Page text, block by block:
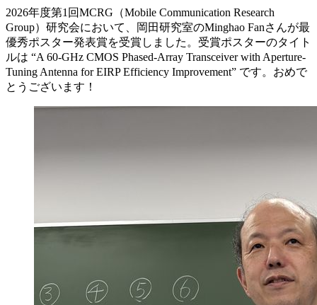
2026年度第1回MCRG（Mobile Communication Research
Group）研究会において、岡田研究室のMinghao Fanさんが最
優秀ポスター発表賞を受賞しました。受賞ポスターのタイト
ルは “A 60-GHz CMOS Phased-Array Transceiver with Aperture-
Tuning Antenna for EIRP Efficiency Improvement” です。おめで
とうございます！